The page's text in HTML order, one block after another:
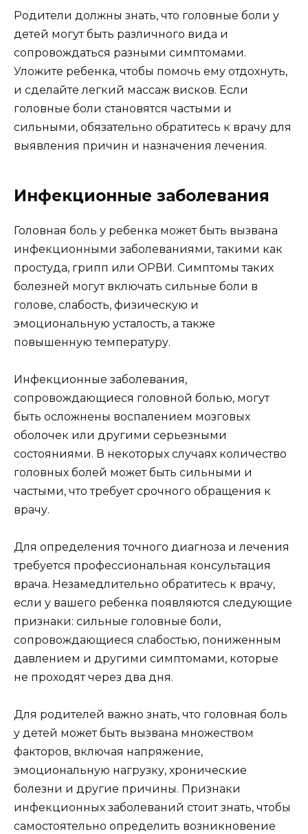
Родители должны знать, что головные боли у
детей могут быть различного вида и
сопровождаться разными симптомами.
Уложите ребенка, чтобы помочь ему отдохнуть,
и сделайте легкий массаж висков. Если
головные боли становятся частыми и
сильными, обязательно обратитесь к врачу для
выявления причин и назначения лечения.
Инфекционные заболевания
Головная боль у ребенка может быть вызвана
инфекционными заболеваниями, такими как
простуда, грипп или ОРВИ. Симптомы таких
болезней могут включать сильные боли в
голове, слабость, физическую и
эмоциональную усталость, а также
повышенную температуру.
Инфекционные заболевания,
сопровождающиеся головной болью, могут
быть осложнены воспалением мозговых
оболочек или другими серьезными
состояниями. В некоторых случаях количество
головных болей может быть сильными и
частыми, что требует срочного обращения к
врачу.
Для определения точного диагноза и лечения
требуется профессиональная консультация
врача. Незамедлительно обратитесь к врачу,
если у вашего ребенка появляются следующие
признаки: сильные головные боли,
сопровождающиеся слабостью, пониженным
давлением и другими симптомами, которые
не проходят через два дня.
Для родителей важно знать, что головная боль
у детей может быть вызвана множеством
факторов, включая напряжение,
эмоциональную нагрузку, хронические
болезни и другие причины. Признаки
инфекционных заболеваний стоит знать, чтобы
самостоятельно определить возникновение